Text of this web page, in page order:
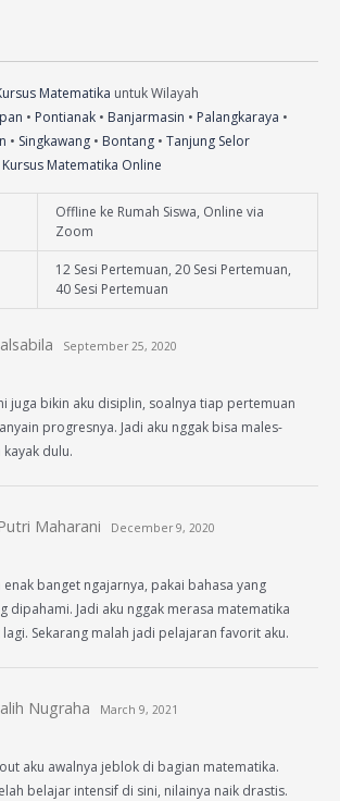
Matematika untuk Wilayah
• Pontianak • Banjarmasin • Palangkaraya •
• Singkawang • Bontang • Tanjung Selor
Kursus Matematika Online
Offline ke Rumah Siswa, Online via
Zoom
12 Sesi Pertemuan, 20 Sesi Pertemuan,
40 Sesi Pertemuan
September 25, 2020
juga bikin aku disiplin, soalnya tiap pertemuan
progresnya. Jadi aku nggak bisa males-
kayak dulu.
Maharani December 9, 2020
enak banget ngajarnya, pakai bahasa yang
dipahami. Jadi aku nggak merasa matematika
Sekarang malah jadi pelajaran favorit aku.
Nugraha March 9, 2021
aku awalnya jeblok di bagian matematika.
belajar intensif di sini, nilainya naik drastis.